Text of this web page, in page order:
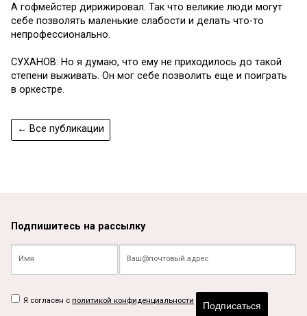
А гофмейстер дирижировал. Так что великие люди могут
себе позволять маленькие слабости и делать что-то
непрофессионально.
СУХАНОВ: Но я думаю, что ему не приходилось до такой
степени выживать. Он мог себе позволить еще и поиграть
в оркестре.
← Все публикации
Подпишитесь на рассылку
Я согласен с политикой конфиденциальности
Подписаться